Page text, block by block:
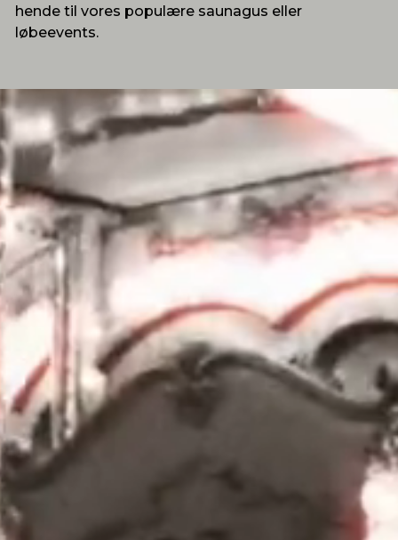
hende til vores populære saunagus eller
løbeevents.